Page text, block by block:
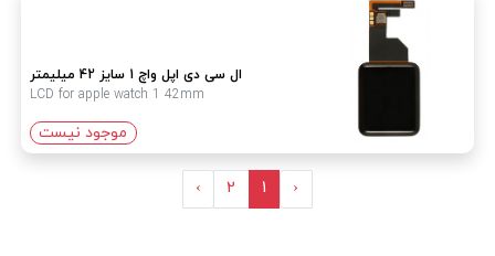
ال سی دی اپل واچ 1 سایز 42 میلیمتر
LCD for apple watch 1 42mm
موجود نیست
‹
1
2
›